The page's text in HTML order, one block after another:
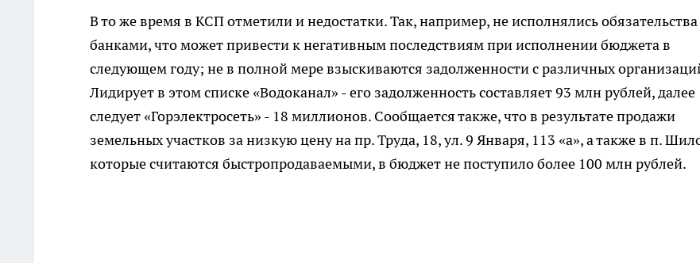
В то же время в КСП отметили и недостатки. Так, например, не исполнялись
банками, что может привести к негативным последствиям при исполнении бюджета в
следующем году; не в полной мере взыскиваются задолженности с различных
Лидирует в этом списке «Водоканал» - его задолженность составляет 93 млн рублей, далее
следует «Горэлектросеть» - 18 миллионов. Сообщается также, что в результате продажи
земельных участков за низкую цену на пр. Труда, 18, ул. 9 Января, 113 «а», а также в п.
которые считаются быстропродаваемыми, в бюджет не поступило более 100 млн рублей.